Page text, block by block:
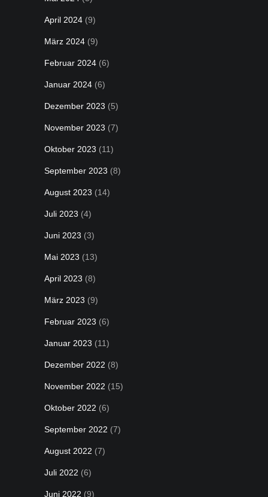
April 2024 (9)
März 2024 (9)
Februar 2024 (6)
Januar 2024 (6)
Dezember 2023 (5)
November 2023 (7)
Oktober 2023 (11)
September 2023 (8)
August 2023 (14)
Juli 2023 (4)
Juni 2023 (3)
Mai 2023 (13)
April 2023 (8)
März 2023 (9)
Februar 2023 (6)
Januar 2023 (11)
Dezember 2022 (8)
November 2022 (15)
Oktober 2022 (6)
September 2022 (7)
August 2022 (7)
Juli 2022 (6)
Juni 2022 (9)